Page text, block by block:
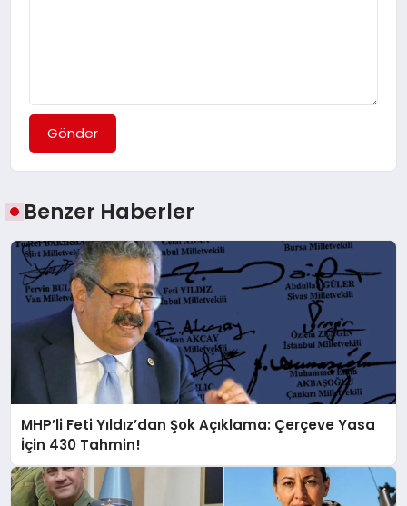
Gönder
Benzer Haberler
MHP’li Feti Yıldız’dan Şok Açıklama: Çerçeve Yasa
İçin 430 Tahmin!